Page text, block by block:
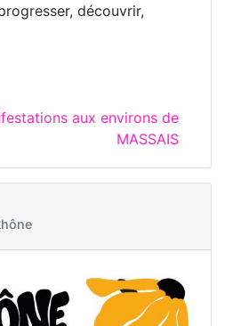
découvrir,
aux environs de
MASSAIS